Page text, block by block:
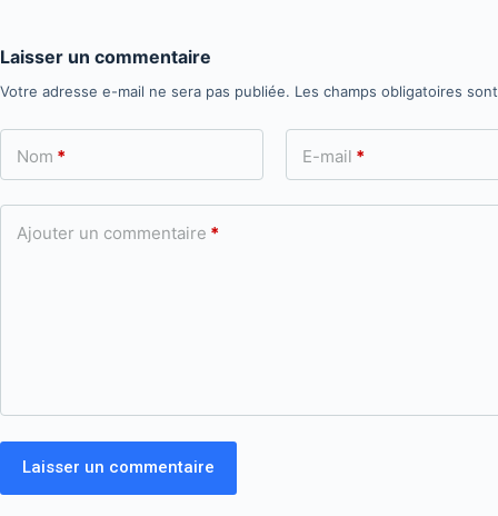
Laisser un commentaire
Votre adresse e-mail ne sera pas publiée. Les champs obligatoires
Nom * E-mail *
Ajouter un commentaire *
Laisser un commentaire